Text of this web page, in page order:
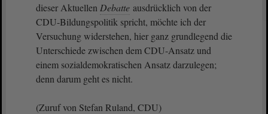
dieser Aktuellen Debatte ausdrücklich von der
CDU-Bildungspolitik spricht, möchte ich der
Versuchung widerstehen, hier ganz grundlegend die
Unterschiede zwischen dem CDU-Ansatz und
einem sozialdemokratischen Ansatz darzulegen;
denn darum geht es nicht.
(Zuruf von Stefan Ruland, CDU)